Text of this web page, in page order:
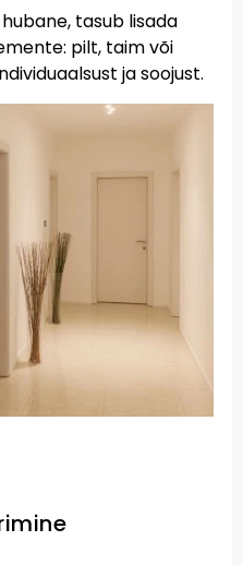
tasub lisada
pilt, taim või
ja soojust.